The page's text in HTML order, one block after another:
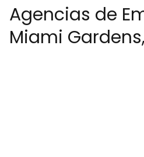
Agencias de
Miami